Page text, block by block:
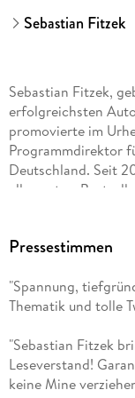
Sebastian Fitzek
Sebastian Fitzek,
erfolgreichsten
promovierte im
Programmdirektor
Deutschland. Seit
allesamt zu
Preis nominiert.
Fitzeks Bücher
weltweit über 21
sechsteilige
sofort auf Platz 1
Sendungen ein.
Pressestimmen
"Spannung,
Thematik und tolle
"Sebastian Fitzek
Leseverstand!
keine Mine